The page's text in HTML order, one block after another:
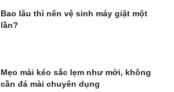
Bao lâu thì nên vệ sinh máy giặt một
lần?
Mẹo mài kéo sắc lẹm như mới, không
cần đá mài chuyên dụng